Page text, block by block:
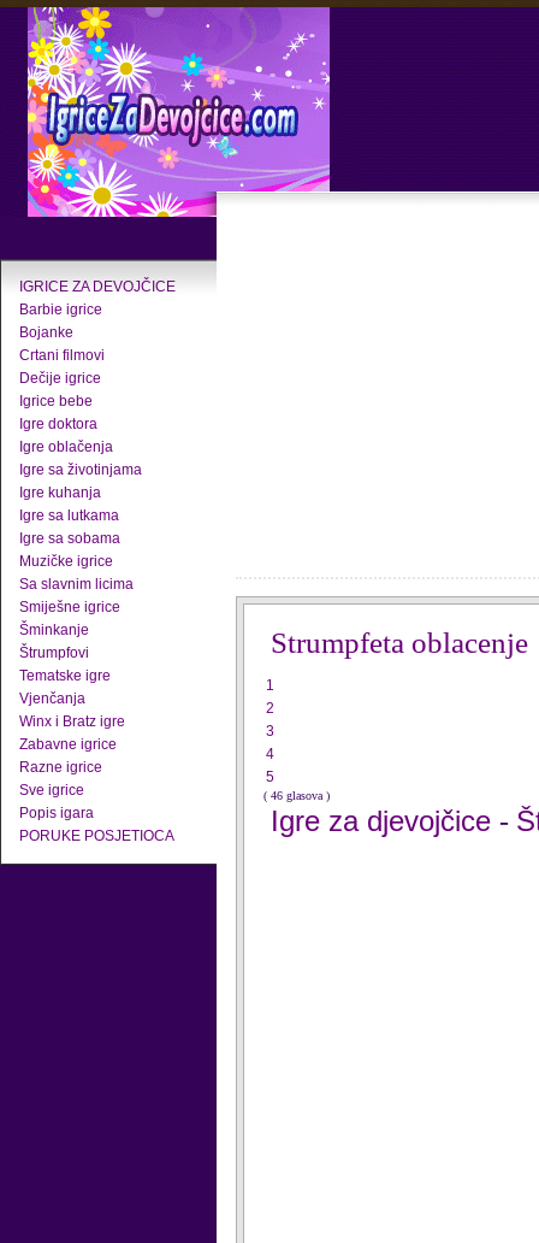
IGRICE ZA DEVOJČICE
Barbie igrice
Bojanke
Crtani filmovi
Dečije igrice
Igrice bebe
Igre doktora
Igre oblačenja
Igre sa životinjama
Igre kuhanja
Igre sa lutkama
Igre sa sobama
Muzičke igrice
Sa slavnim licima
Smiješne igrice
Šminkanje
Štrumpfovi
Tematske igre
Vjenčanja
Winx i Bratz igre
Zabavne igrice
Razne igrice
Sve igrice
Popis igara
PORUKE POSJETIOCA
Strumpfeta oblacenje
1
2
3
4
5
( 46 glasova )
Igre za djevojčice -